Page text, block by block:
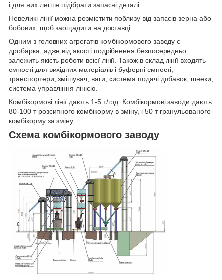
і для них легше підібрати запасні деталі.
Невеликі лінії можна розмістити поблизу від запасів зерна або
бобових, щоб заощадити на доставці.
Одним з головних агрегатів комбікормового заводу є
дробарка, адже від якості подрібнення безпосередньо
залежить якість роботи всієї лінії. Також в склад лінії входять
ємності для вихідних матеріалів і буферні ємності,
транспортери, змішувач, ваги, система подачі добавок, шнеки,
система управління лінією.
Комбікормові лінії дають 1-5 т/год. Комбікормові заводи дають
80-100 т розсипного комбікорму в зміну, і 50 т гранульованого
комбікорму за зміну.
Схема комбікормового заводу